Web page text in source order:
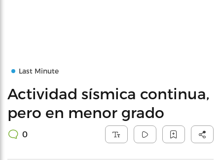
Last Minute
Actividad sísmica continua,
pero en menor grado
0